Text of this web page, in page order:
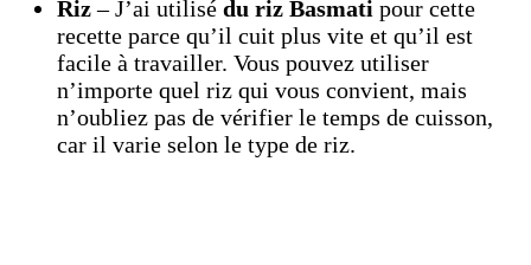
Riz– J’ai utilisé du riz Basmati pour cette
recette parce qu’il cuit plus vite et qu’il est
facile à travailler. Vous pouvez utiliser
n’importe quel riz qui vous convient, mais
n’oubliez pas de vérifier le temps de cuisson,
car il varie selon le type de riz.